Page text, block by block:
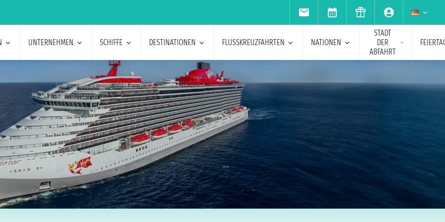
UNTERNEHMEN SCHIFFE DESTINATIONEN FLUSSKREUZFAHRTEN NATIONEN
STADT
DER
ABFAHRT